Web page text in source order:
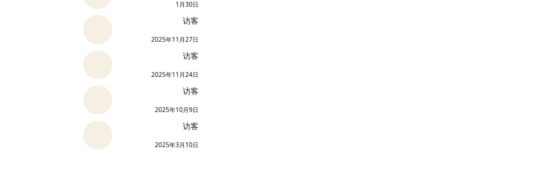
1月30日
访客
2025年11月27日
访客
2025年11月24日
访客
2025年10月9日
访客
2025年3月10日